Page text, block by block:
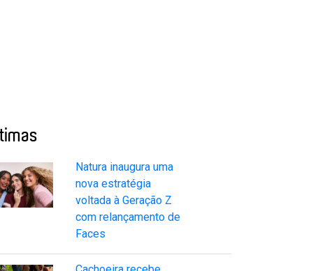
Natura inaugura uma
nova estratégia
voltada à Geração Z
com relançamento de
Faces